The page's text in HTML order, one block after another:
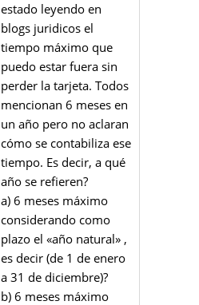
estado leyendo en
blogs juridicos el
tiempo máximo que
puedo estar fuera sin
perder la tarjeta. Todos
mencionan 6 meses en
un año pero no aclaran
cómo se contabiliza ese
tiempo. Es decir, a qué
año se refieren?
a) 6 meses máximo
considerando como
plazo el «año natural» ,
es decir (de 1 de enero
a 31 de diciembre)?
b) 6 meses máximo